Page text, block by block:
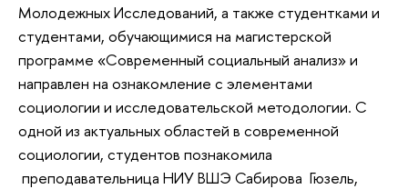
Молодежных Исследований, а также студентками и
студентами, обучающимися на магистерской
программе «Современный социальный анализ» и
направлен на ознакомление с элементами
социологии и исследовательской методологии. С
одной из актуальных областей в современной
социологии, студентов познакомила
преподавательница НИУ ВШЭ Сабирова Гюзель,